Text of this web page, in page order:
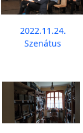
2022.11.24.
Szenátus